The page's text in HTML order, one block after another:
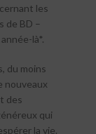
les
de BD –
là*.
du moins
nouveaux
des
qui
la vie.